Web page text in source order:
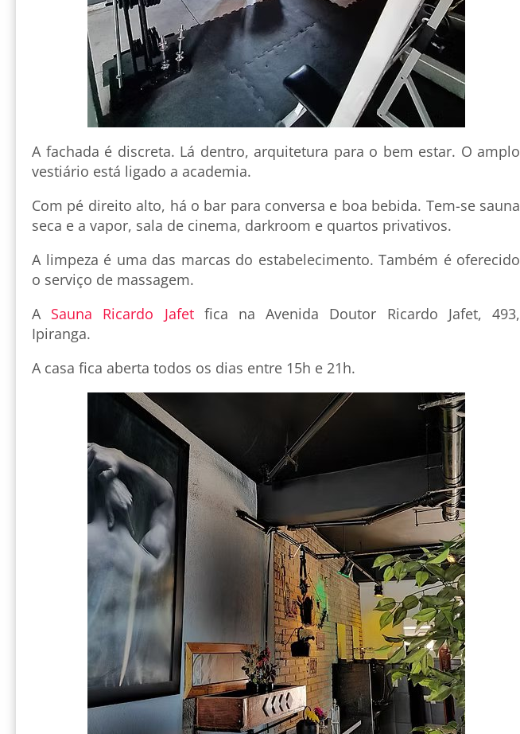
A fachada é discreta. Lá dentro, arquitetura para o bem estar. O amplo
vestiário está ligado a academia.
Com pé direito alto, há o bar para conversa e boa bebida. Tem-se sauna
seca e a vapor, sala de cinema, darkroom e quartos privativos.
A limpeza é uma das marcas do estabelecimento. Também é oferecido
o serviço de massagem.
A Sauna Ricardo Jafetfica na Avenida Doutor Ricardo Jafet, 493,
Ipiranga.
A casa fica aberta todos os dias entre 15h e 21h.